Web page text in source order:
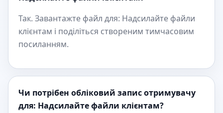
Так. Завантажте файл для: Надсилайте файли
клієнтам і поділіться створеним тимчасовим
посиланням.
Чи потрібен обліковий запис отримувачу
для: Надсилайте файли клієнтам?